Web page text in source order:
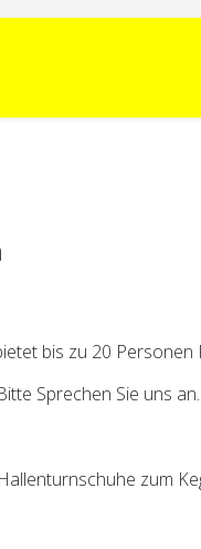
bis zu 20
Sprechen Sie uns an.
zum